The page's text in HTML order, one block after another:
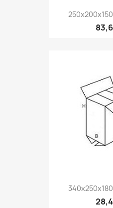
250x200x150
340x250x180